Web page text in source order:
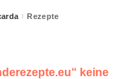
Rezepte
keine